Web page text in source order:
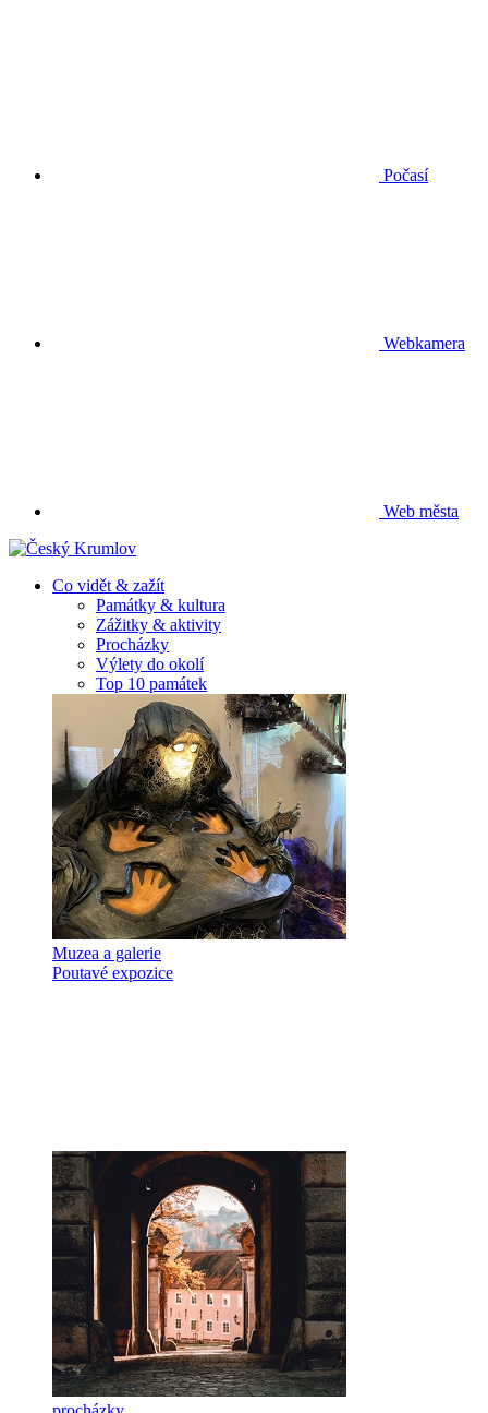
Počasí
Webkamera
Web města
Co vidět & zažít
Památky & kultura
Zážitky & aktivity
Procházky
Výlety do okolí
Top 10 památek
Muzea a galerie
Poutavé expozice